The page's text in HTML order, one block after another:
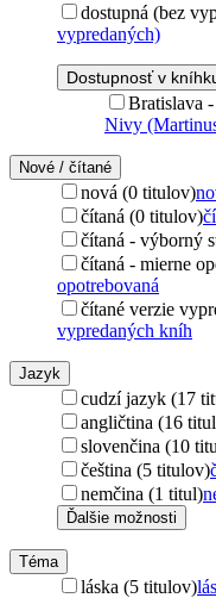
dostupná (bez
vypredaných)
Dostupnosť v
Bratislava
Nivy
Nové / čítané
nová (0 titulov)
čítaná (0 titulov)
čítaná - výborný
čítaná - mierne
opotrebovaná
čítané verzie
vypredaných kníh
Jazyk
cudzí jazyk (17
angličtina (16
slovenčina (10
čeština (5 titulov)
nemčina (1 titul)
Ďalšie možnosti
Téma
láska (5 titulov)